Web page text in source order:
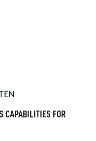
CAPABILITIES FOR